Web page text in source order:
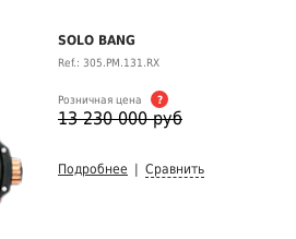
SOLO BANG
Ref.: 305.PM.131.RX
Розничная цена ?
13 230 000 руб
Подробнее Сравнить